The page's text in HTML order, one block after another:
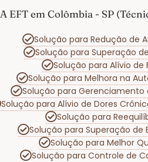
A EFT em Colômbia - SP
Solução para Redução de
Solução para Superação
Solução para Alívio de
Solução para Melhora na
Solução para
Solução para Alívio de Dores
Solução para
Solução para Superação de
Solução para Melhor
Solução para Controle de